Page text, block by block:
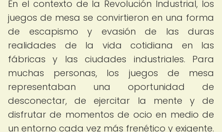
En el contexto de la Revolución Industrial, los
juegos de mesa se convirtieron en una forma
de escapismo y evasión de las duras
realidades de la vida cotidiana en las
fábricas y las ciudades industriales. Para
muchas personas, los juegos de mesa
representaban una oportunidad de
desconectar, de ejercitar la mente y de
disfrutar de momentos de ocio en medio de
un entorno cada vez más frenético y exigente.